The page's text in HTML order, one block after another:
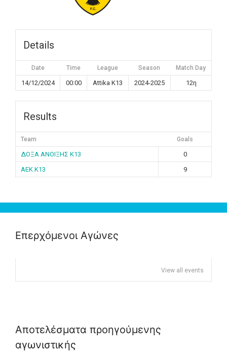
Details
Date Time League Season Match Day
14/12/2024 00:00 Attika K13 2024-2025 12η
Results
Team Goals
ΔΟΞΑ ΑΝΟΙΞΗΣ K13
0
ΑΕΚ K13
9
Επερχόμενοι Αγώνες
View all events
Αποτελέσματα προηγούμενης
αγωνιστικής